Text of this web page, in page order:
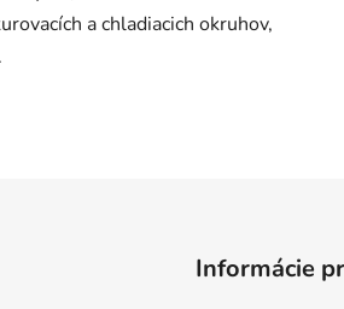
a chladiacich okruhov,
Informácie